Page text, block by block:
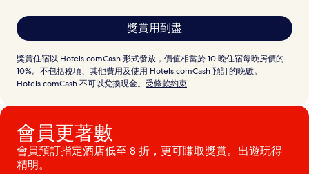
獎賞用到盡
獎賞住宿以 Hotels.comCash 形式發放，價值相當於 10 晚住宿每晚房價的
10%。不包括稅項、其他費用及使用 Hotels.comCash 預訂的晚數。
Hotels.comCash 不可以兌換現金。 受條款約束
會員更著數
會員預訂指定酒店低至 8 折，更可賺取獎賞。出遊玩得
精明。